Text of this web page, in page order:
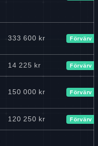
333 600 kr Förvärv
14 225 kr Förvärv
150 000 kr Förvärv
120 250 kr Förvärv